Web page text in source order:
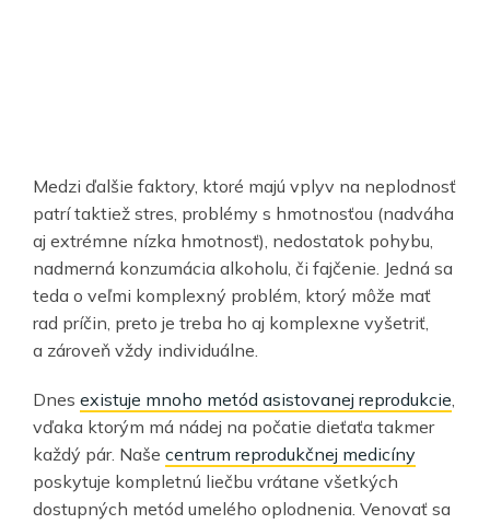
Medzi ďalšie faktory, ktoré majú vplyv na neplodnosť
patrí taktiež stres, problémy s hmotnosťou (nadváha
aj extrémne nízka hmotnosť), nedostatok pohybu,
nadmerná konzumácia alkoholu, či fajčenie. Jedná sa
teda o veľmi komplexný problém, ktorý môže mať
rad príčin, preto je treba ho aj komplexne vyšetriť,
a zároveň vždy individuálne.
Dnes existuje mnoho metód asistovanej reprodukcie,
vďaka ktorým má nádej na počatie dieťaťa takmer
každý pár. Naše centrum reprodukčnej medicíny
poskytuje kompletnú liečbu vrátane všetkých
dostupných metód umelého oplodnenia. Venovať sa